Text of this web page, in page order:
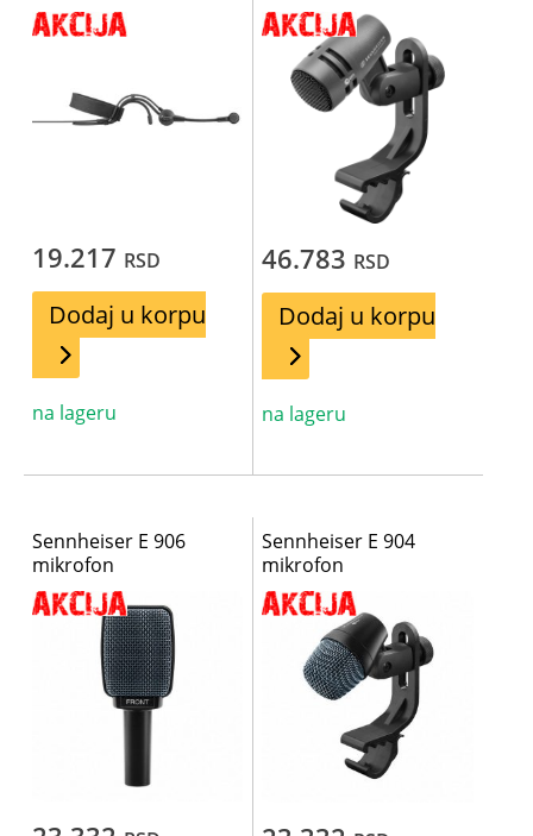
19.217 RSD
Dodaj u korpu
na lageru
46.783 RSD
Dodaj u korpu
na lageru
Sennheiser E 906
mikrofon
Sennheiser E 904
mikrofon